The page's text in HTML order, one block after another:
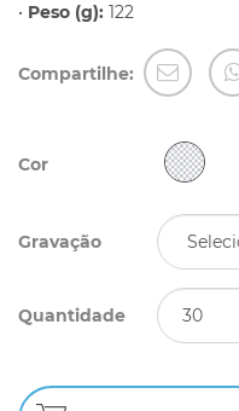
• Peso (g): 122
Compartilhe:
Cor
Gravação
Quantidade